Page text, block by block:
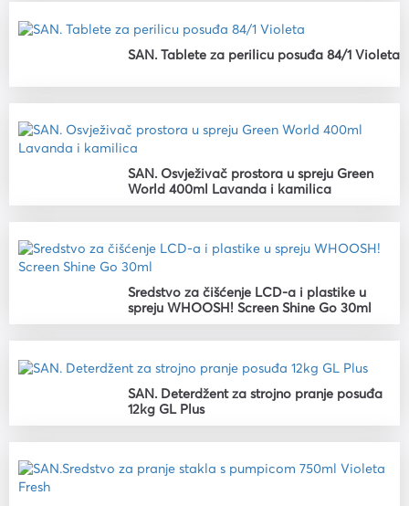
SAN. Tablete za perilicu posuđa 84/1 Violeta
SAN. Osvježivač prostora u spreju Green
World 400ml Lavanda i kamilica
Sredstvo za čišćenje LCD-a i plastike u
spreju WHOOSH! Screen Shine Go 30ml
SAN. Deterdžent za strojno pranje posuđa
12kg GL Plus